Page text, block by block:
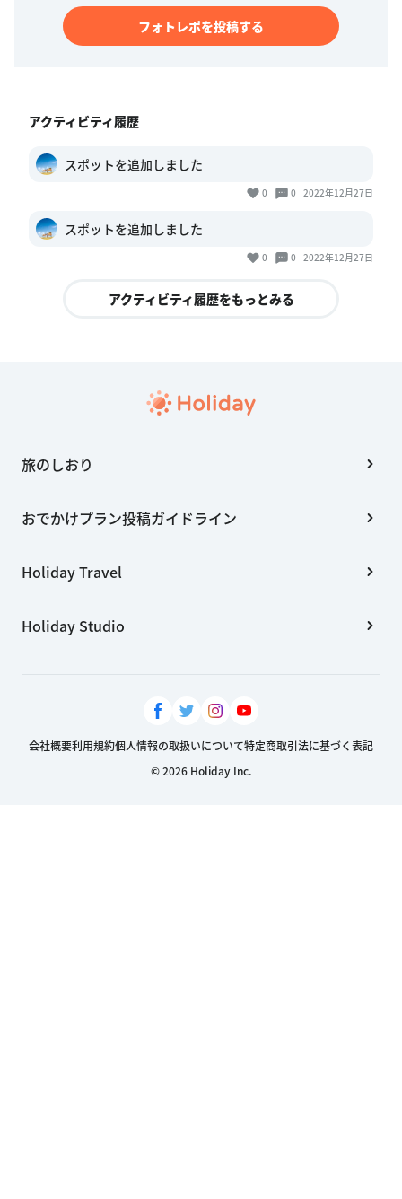
フォトレポを投稿する
アクティビティ履歴
スポットを追加しました
0 0 2022年12月27日
スポットを追加しました
0 0 2022年12月27日
アクティビティ履歴をもっとみる
旅のしおり
おでかけプラン投稿ガイドライン
Holiday Travel
Holiday Studio
会社概要利用規約個人情報の取扱いについて特定商取引法に基づく表記
© 2026 Holiday Inc.